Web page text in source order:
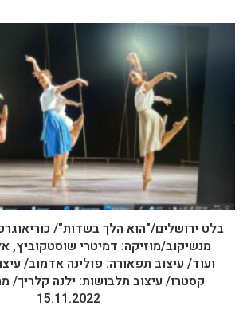
בלט ירושלים/"הוא הלך בשדות"/
מנשיקוב/מוזיקה: דמיטרי שוסטקוביץ,
ועוד/ עיצוב תפאורה: פולינה אדמוב/
קסטרו/ עיצוב תלבושות: ילנה קלריך/
15.11.2022